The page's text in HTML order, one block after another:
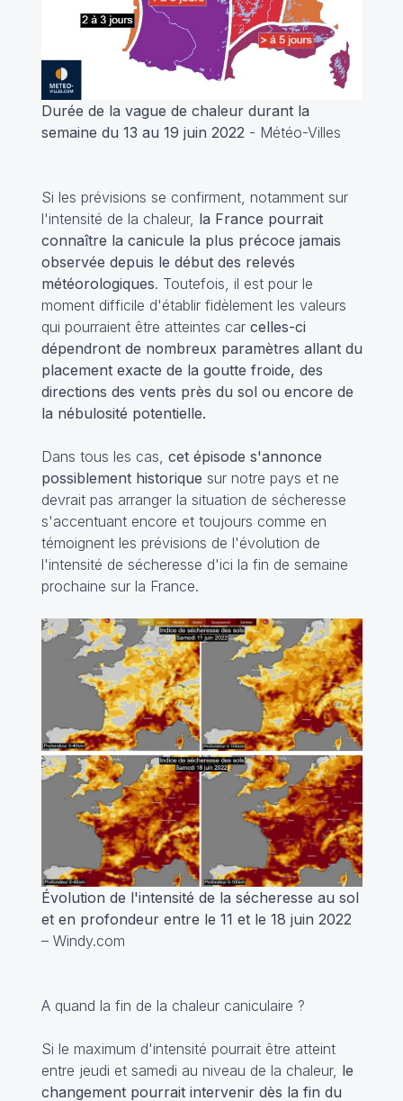
Durée de la vague de chaleur durant la
semaine du 13 au 19 juin 2022 - Météo-Villes
Si les prévisions se confirment, notamment sur
l'intensité de la chaleur, la France pourrait
connaître la canicule la plus précoce jamais
observée depuis le début des relevés
météorologiques. Toutefois, il est pour le
moment difficile d'établir fidèlement les valeurs
qui pourraient être atteintes car celles-ci
dépendront de nombreux paramètres allant du
placement exacte de la goutte froide, des
directions des vents près du sol ou encore de
la nébulosité potentielle.
Dans tous les cas, cet épisode s'annonce
possiblement historique sur notre pays et ne
devrait pas arranger la situation de sécheresse
s'accentuant encore et toujours comme en
témoignent les prévisions de l'évolution de
l'intensité de sécheresse d'ici la fin de semaine
prochaine sur la France.
Évolution de l'intensité de la sécheresse au sol
et en profondeur entre le 11 et le 18 juin 2022
– Windy.com
A quand la fin de la chaleur caniculaire ?
Si le maximum d'intensité pourrait être atteint
entre jeudi et samedi au niveau de la chaleur, le
changement pourrait intervenir dès la fin du